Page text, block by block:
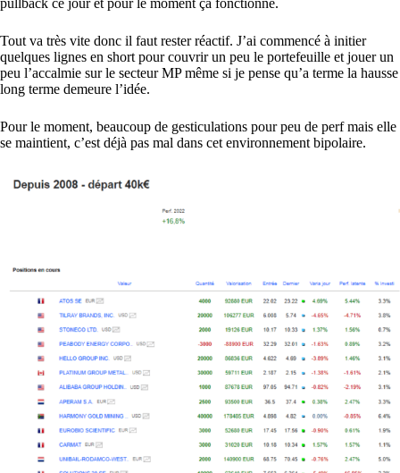
Tout va très vite donc il faut rester réactif. J’ai commencé à initier
quelques lignes en short pour couvrir un peu le portefeuille et jouer un
peu l’accalmie sur le secteur MP même si je pense qu’a terme la hausse
long terme demeure l’idée.
Pour le moment, beaucoup de gesticulations pour peu de perf mais elle
se maintient, c’est déjà pas mal dans cet environnement bipolaire.